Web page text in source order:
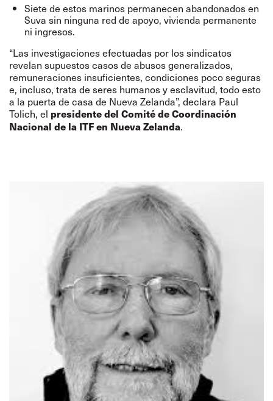
Siete de estos marinos permanecen abandonados en
Suva sin ninguna red de apoyo, vivienda permanente
ni ingresos.
“Las investigaciones efectuadas por los sindicatos
revelan supuestos casos de abusos generalizados,
remuneraciones insuficientes, condiciones poco seguras
e, incluso, trata de seres humanos y esclavitud, todo esto
a la puerta de casa de Nueva Zelanda”, declara Paul
Tolich, el presidente del Comité de Coordinación
Nacional de la ITF en Nueva Zelanda.